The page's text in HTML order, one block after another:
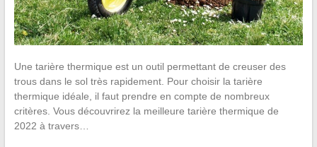
Une tarière thermique est un outil permettant de creuser des
trous dans le sol très rapidement. Pour choisir la tarière
thermique idéale, il faut prendre en compte de nombreux
critères. Vous découvrirez la meilleure tarière thermique de
2022 à travers…